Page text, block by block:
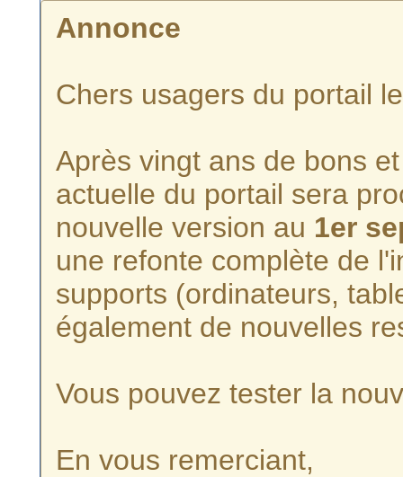
Annonce
Chers usagers du portail
Après vingt ans de bons
actuelle du portail sera
nouvelle version au 1er
une refonte complète de
supports (ordinateurs,
également de nouvelles
Vous pouvez tester la
En vous remerciant,